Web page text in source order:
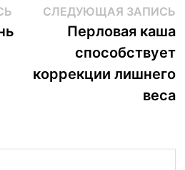
Предыдущая
запись:
СЛЕДУЮЩАЯ ЗАПИСЬ
Перловая каша
способствует
коррекции лишнего
веса